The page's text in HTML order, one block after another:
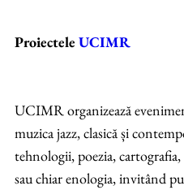
Proiectele UCIMR
UCIMR organizează
muzica jazz, clasică și
tehnologii, poezia,
sau chiar enologia, invitând